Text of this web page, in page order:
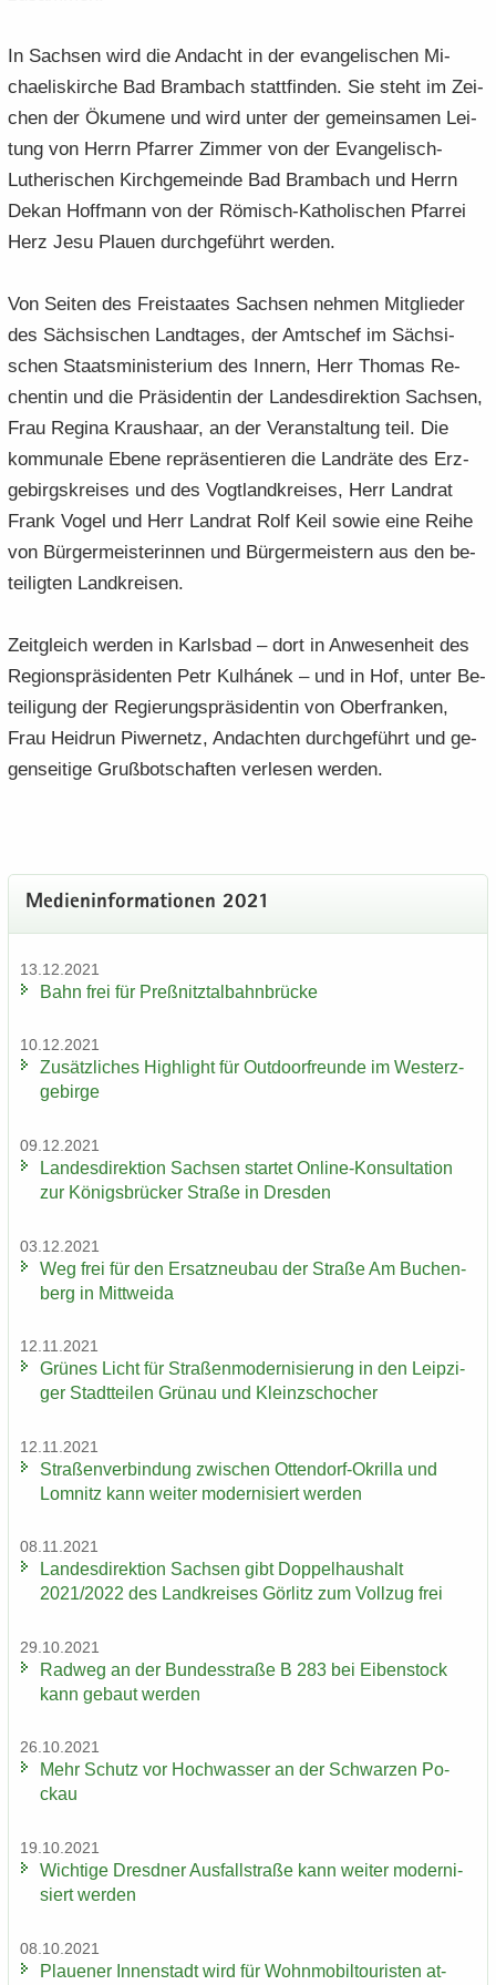
In Sach­sen wird die An­dacht in der evan­ge­li­schen Mi­
chae­lis­kir­che Bad Brambach statt­fin­den. Sie steht im Zei­
chen der Öku­me­ne und wird unter der ge­mein­sa­men Lei­
tung von Herrn Pfar­rer Zim­mer von der Evangelisch-​
Lutherischen Kirch­ge­mein­de Bad Brambach und Herrn
Dekan Hoff­mann von der Römisch-​Katholischen Pfar­rei
Herz Jesu Plau­en durch­ge­führt wer­den.
Von Sei­ten des Frei­staa­tes Sach­sen neh­men Mit­glie­der
des Säch­si­schen Land­ta­ges, der Amts­chef im Säch­si­
schen Staats­mi­nis­te­ri­um des In­nern, Herr Tho­mas Re­
chen­tin und die Prä­si­den­tin der Lan­des­di­rek­ti­on Sach­sen,
Frau Re­gi­na Kraus­haar, an der Ver­an­stal­tung teil. Die
kom­mu­na­le Ebene re­prä­sen­tie­ren die Land­rä­te des Erz­
ge­birgs­krei­ses und des Vogt­land­krei­ses, Herr Land­rat
Frank Vogel und Herr Land­rat Rolf Keil sowie eine Reihe
von Bür­ger­meis­te­rin­nen und Bür­ger­meis­tern aus den be­
tei­lig­ten Land­krei­sen.
Zeit­gleich wer­den in Karls­bad – dort in An­we­sen­heit des
Re­gi­ons­prä­si­den­ten Petr Kulhánek – und in Hof, unter Be­
tei­li­gung der Re­gie­rungs­prä­si­den­tin von Ober­fran­ken,
Frau Heidrun Pi­wer­netz, An­dach­ten durch­ge­führt und ge­
gen­sei­ti­ge Gruß­bot­schaf­ten ver­le­sen wer­den.
Me­di­en­in­for­ma­tio­nen 2021
13.12.2021
Bahn frei für Preß­nitz­tal­bahn­brü­cke
10.12.2021
Zu­sätz­li­ches High­light für Out­door­freun­de im West­erz­
ge­bir­ge
09.12.2021
Lan­des­di­rek­ti­on Sach­sen star­tet Online-​Konsultation
zur Kö­nigs­brü­cker Stra­ße in Dres­den
03.12.2021
Weg frei für den Er­satz­neu­bau der Stra­ße Am Bu­chen­
berg in Mitt­wei­da
12.11.2021
Grü­nes Licht für Stra­ßen­mo­der­ni­sie­rung in den Leip­zi­
ger Stadt­tei­len Grün­au und Kleinzschoch­er
12.11.2021
Stra­ßen­ver­bin­dung zwi­schen Ottendorf-​Okrilla und
Lom­nitz kann wei­ter mo­der­ni­siert wer­den
08.11.2021
Lan­des­di­rek­ti­on Sach­sen gibt Dop­pel­haus­halt
2021/2022 des Land­krei­ses Gör­litz zum Voll­zug frei
29.10.2021
Rad­weg an der Bun­des­stra­ße B 283 bei Ei­ben­stock
kann ge­baut wer­den
26.10.2021
Mehr Schutz vor Hoch­was­ser an der Schwar­zen Po­
ckau
19.10.2021
Wich­ti­ge Dresd­ner Aus­fall­stra­ße kann wei­ter mo­der­ni­
siert wer­den
08.10.2021
Plaue­ner In­nen­stadt wird für Wohn­mo­bil­tou­ris­ten at­